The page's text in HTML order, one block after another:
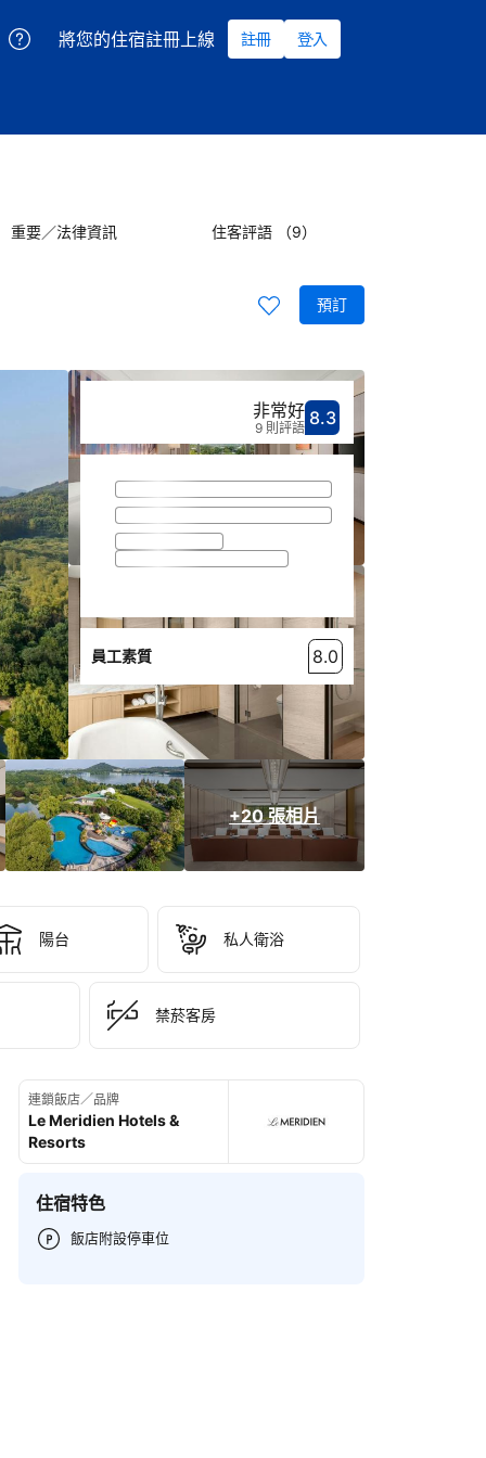
將您的住宿註冊上線 註冊 登入
重要／法律資訊 住客評語 （9）
預訂
+20 張相片
分數8.3分
8.3評比非常好
非常好
9 則評語
員工素質 8.0
陽台 私人衛浴
禁菸客房
Le Meridien Hotels &
Resorts
連鎖飯店／品牌
住宿特色
飯店附設停車位